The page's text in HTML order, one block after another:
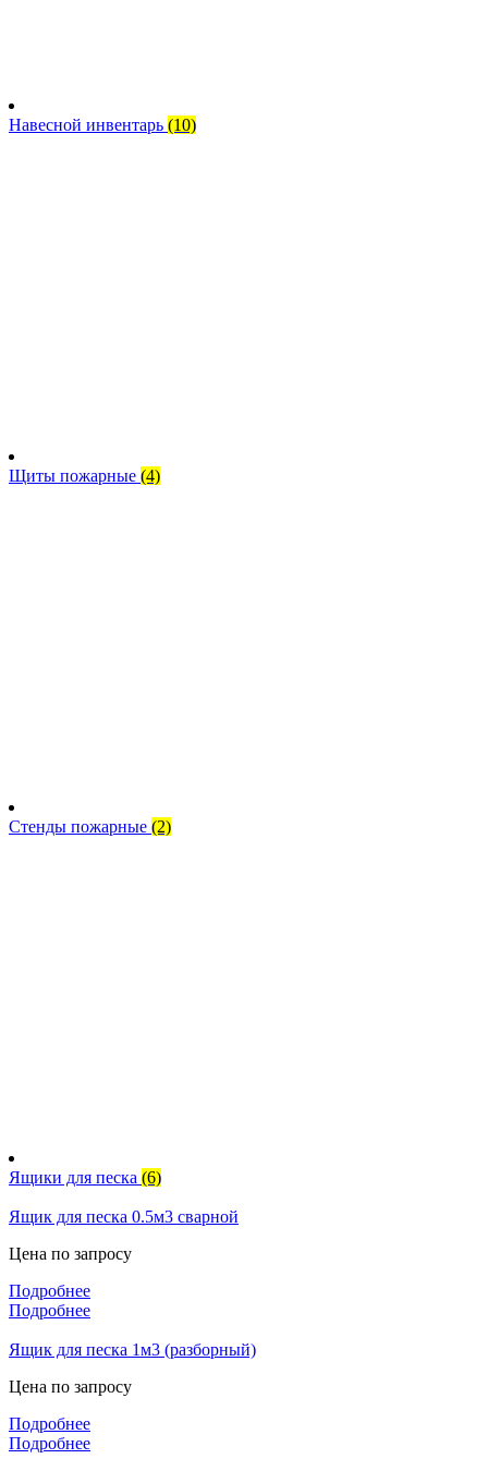
Навесной инвентарь (10)
Щиты пожарные (4)
Стенды пожарные (2)
Ящики для песка (6)
Ящик для песка 0.5м3 сварной
Цена по запросу
Подробнее
Подробнее
Ящик для песка 1м3 (разборный)
Цена по запросу
Подробнее
Подробнее